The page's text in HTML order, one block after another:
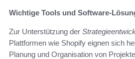
Wichtige Tools und Software-
Zur Unterstützung der
Plattformen wie Shopify eignen sich
Planung und Organisation von